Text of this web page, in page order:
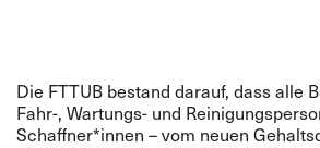
Die FTTUB bestand darauf, dass alle
Fahr-, Wartungs- und
Schaffner*innen – vom neuen